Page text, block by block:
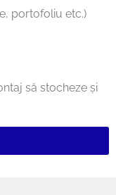
portofoliu etc.)
să stocheze și